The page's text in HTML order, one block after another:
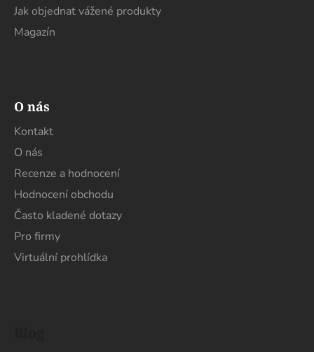
Jak objednat vážené produkty
Magazín
O nás
Kontakt
O nás
Recenze a hodnocení
Hodnocení obchodu
Často kladené dotazy
Pro firmy
Virtuální prohlídka